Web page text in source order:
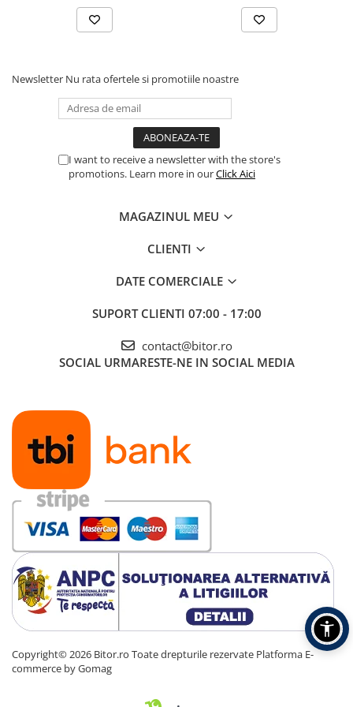
Procesoare Desktop
SSD Externe
Memorii RAM
Surse de Alimentare PC
Ventilatoare & Sisteme de Răcire
Accesorii componente - altele
Accesorii Stocare
Unități optice
Blu-Ray, CD/DVD & Floppy Drives
Periferice & Accesorii
Tastaturi
Tastaturi cu Fir
Tastaturi wireless
Mouse, Trackballs & Presenters
Mouse cu Fir
Mouse Ergonimice
Mouse wireless
Mousepad
Newsletter Nu rata ofertele si promotiile noastre
I want to receive a newsletter with the store's
promotions. Learn more in ourClick Aici
MAGAZINUL MEU
CLIENTI
DATE COMERCIALE
SUPORT CLIENTI 07:00 - 17:00
contact@bitor.ro
SOCIAL URMARESTE-NE IN SOCIAL MEDIA
Copyright© 2026 Bitor.ro Toate drepturile rezervate Platforma E-
commerce by Gomag